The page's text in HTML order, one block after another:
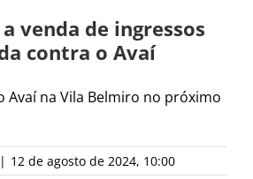
venda de ingressos
contra o Avaí
Avaí na Vila Belmiro no próximo
| 12 de agosto de 2024, 10:00